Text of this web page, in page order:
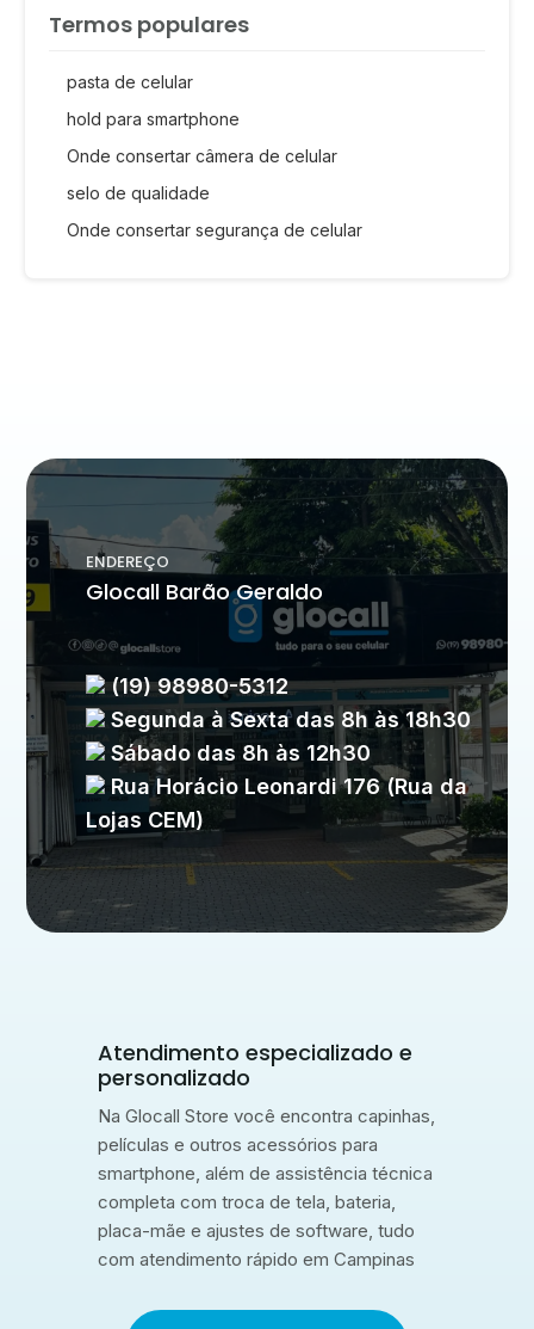
Termos populares
pasta de celular
hold para smartphone
Onde consertar câmera de celular
selo de qualidade
Onde consertar segurança de celular
ENDEREÇO
Glocall Barão Geraldo
(19) 98980-5312
Segunda à Sexta das 8h às 18h30
Sábado das 8h às 12h30
Rua Horácio Leonardi 176 (Rua da
Lojas CEM)
Atendimento especializado e
personalizado
Na Glocall Store você encontra capinhas,
películas e outros acessórios para
smartphone, além de assistência técnica
completa com troca de tela, bateria,
placa-mãe e ajustes de software, tudo
com atendimento rápido em Campinas